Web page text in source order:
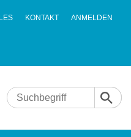
KONTAKT ANMELDEN